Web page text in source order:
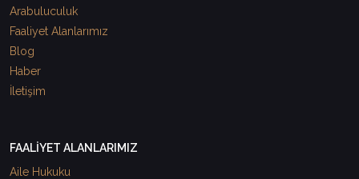
Arabuluculuk
Faaliyet Alanlarımız
Blog
Haber
İletişim
FAALİYET ALANLARIMIZ
Aile Hukuku